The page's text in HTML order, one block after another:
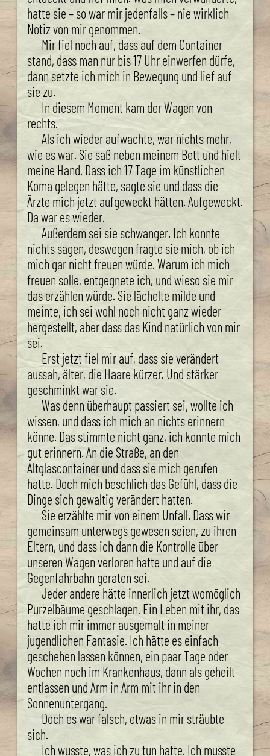
hatte sie – so war mir jedenfalls – nie wirklich
Notiz von mir genommen.
Mir fiel noch auf, dass auf dem Container
stand, dass man nur bis 17 Uhr einwerfen dürfe,
dann setzte ich mich in Bewegung und lief auf
sie zu.
In diesem Moment kam der Wagen von
rechts.
Als ich wieder aufwachte, war nichts mehr,
wie es war. Sie saß neben meinem Bett und hielt
meine Hand. Dass ich 17 Tage im künstlichen
Koma gelegen hätte, sagte sie und dass die
Ärzte mich jetzt aufgeweckt hätten. Aufgeweckt.
Da war es wieder.
Außerdem sei sie schwanger. Ich konnte
nichts sagen, deswegen fragte sie mich, ob ich
mich gar nicht freuen würde. Warum ich mich
freuen solle, entgegnete ich, und wieso sie mir
das erzählen würde. Sie lächelte milde und
meinte, ich sei wohl noch nicht ganz wieder
hergestellt, aber dass das Kind natürlich von mir
sei.
Erst jetzt fiel mir auf, dass sie verändert
aussah, älter, die Haare kürzer. Und stärker
geschminkt war sie.
Was denn überhaupt passiert sei, wollte ich
wissen, und dass ich mich an nichts erinnern
könne. Das stimmte nicht ganz, ich konnte mich
gut erinnern. An die Straße, an den
Altglascontainer und dass sie mich gerufen
hatte. Doch mich beschlich das Gefühl, dass die
Dinge sich gewaltig verändert hatten.
Sie erzählte mir von einem Unfall. Dass wir
gemeinsam unterwegs gewesen seien, zu ihren
Eltern, und dass ich dann die Kontrolle über
unseren Wagen verloren hatte und auf die
Gegenfahrbahn geraten sei.
Jeder andere hätte innerlich jetzt womöglich
Purzelbäume geschlagen. Ein Leben mit ihr, das
hatte ich mir immer ausgemalt in meiner
jugendlichen Fantasie. Ich hätte es einfach
geschehen lassen können, ein paar Tage oder
Wochen noch im Krankenhaus, dann als geheilt
entlassen und Arm in Arm mit ihr in den
Sonnenuntergang.
Doch es war falsch, etwas in mir sträubte
sich.
Ich wusste, was ich zu tun hatte. Ich musste